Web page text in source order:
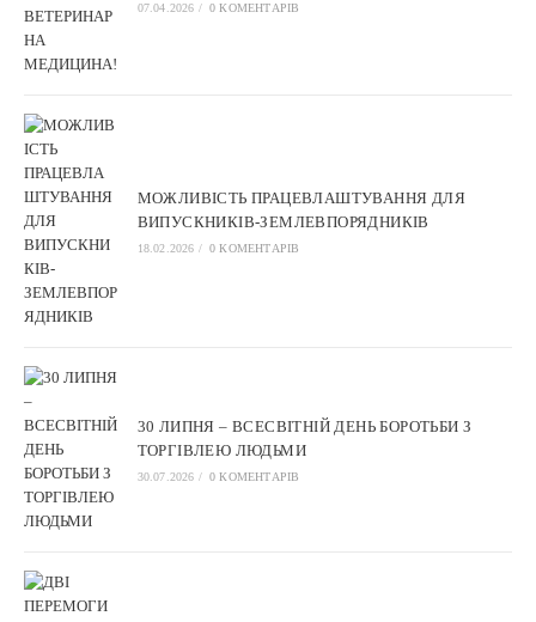
07.04.2026 / 0 КОМЕНТАРІВ
МОЖЛИВІСТЬ ПРАЦЕВЛАШТУВАННЯ ДЛЯ
ВИПУСКНИКІВ-ЗЕМЛЕВПОРЯДНИКІВ
18.02.2026 / 0 КОМЕНТАРІВ
30 ЛИПНЯ – ВСЕСВІТНІЙ ДЕНЬ БОРОТЬБИ З
ТОРГІВЛЕЮ ЛЮДЬМИ
30.07.2026 / 0 КОМЕНТАРІВ